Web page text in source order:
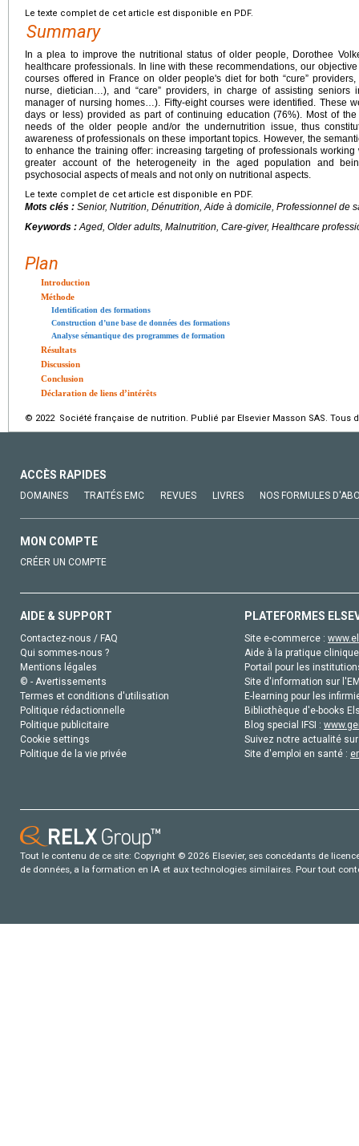
Le texte complet de cet article est disponible en PDF.
Summary
In a plea to improve the nutritional status of older people, Dorothee
healthcare professionals. In line with these recommendations, our
courses offered in France on older people's diet for both “cure”
nurse, dietician…), and “care” providers, in charge of assisting seniors
manager of nursing homes…). Fifty-eight courses were identified. These
days or less) provided as part of continuing education (76%). Most of
needs of the older people and/or the undernutrition issue, thus
awareness of professionals on these important topics. However, the
to enhance the training offer: increasing targeting of professionals
greater account of the heterogeneity in the aged population and
psychosocial aspects of meals and not only on nutritional aspects.
Le texte complet de cet article est disponible en PDF.
Mots clés : Senior, Nutrition, Dénutrition, Aide à domicile, Professionnel de
Keywords :Aged, Older adults, Malnutrition, Care-giver, Healthcare
Plan
Introduction
Méthode
Identification des formations
Construction d’une base de données des formations
Analyse sémantique des programmes de formation
Résultats
Discussion
Conclusion
Déclaration de liens d’intérêts
© 2022 Société française de nutrition. Publié par Elsevier Masson SAS. Tous
ACCÈS RAPIDES
DOMAINES TRAITÉS EMC REVUES LIVRES NOS FORMULES
MON COMPTE
CRÉER UN COMPTE
AIDE & SUPPORT
Contactez-nous / FAQ
Qui sommes-nous ?
Mentions légales
© - Avertissements
Termes et conditions d'utilisation
Politique rédactionnelle
Politique publicitaire
Cookie settings
Politique de la vie privée
PLATEFORMES
Site e-commerce :
Aide à la pratique
Portail pour les
Site d'information sur
E-learning pour les
Bibliothèque d'e-books
Blog special IFSI :
Suivez notre actualité
Site d'emploi en santé :
Tout le contenu de ce site: Copyright © 2026 Elsevier, ses concédants de
de données, a la formation en IA et aux technologies similaires. Pour tout